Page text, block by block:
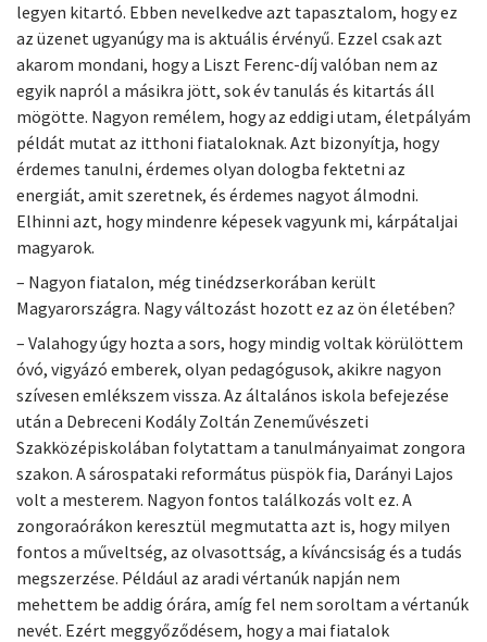
legyen kitartó. Ebben nevelkedve azt tapasztalom, hogy ez
az üzenet ugyanúgy ma is aktuális érvényű. Ezzel csak azt
akarom mondani, hogy a Liszt Ferenc-díj valóban nem az
egyik napról a másikra jött, sok év tanulás és kitartás áll
mögötte. Nagyon remélem, hogy az eddigi utam, életpályám
példát mutat az itthoni fiataloknak. Azt bizonyítja, hogy
érdemes tanulni, érdemes olyan dologba fektetni az
energiát, amit szeretnek, és érdemes nagyot álmodni.
Elhinni azt, hogy mindenre képesek vagyunk mi, kárpátaljai
magyarok.
– Nagyon fiatalon, még tinédzserkorában került
Magyarországra. Nagy változást hozott ez az ön életében?
– Valahogy úgy hozta a sors, hogy mindig voltak körülöttem
óvó, vigyázó emberek, olyan pedagógusok, akikre nagyon
szívesen emlékszem vissza. Az általános iskola befejezése
után a Debreceni Kodály Zoltán Zeneművészeti
Szakközépiskolában folytattam a tanulmányaimat zongora
szakon. A sárospataki református püspök fia, Darányi Lajos
volt a mesterem. Nagyon fontos találkozás volt ez. A
zongoraórákon keresztül megmutatta azt is, hogy milyen
fontos a műveltség, az olvasottság, a kíváncsiság és a tudás
megszerzése. Például az aradi vértanúk napján nem
mehettem be addig órára, amíg fel nem soroltam a vértanúk
nevét. Ezért meggyőződésem, hogy a mai fiatalok